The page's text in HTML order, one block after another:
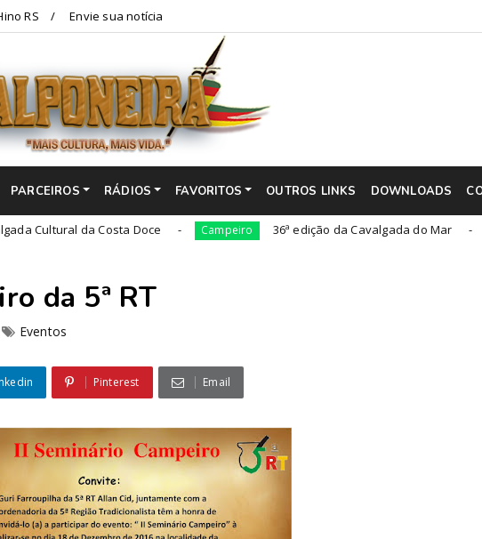
RS Envie sua notícia
PARCEIROS RÁDIOS FAVORITOS OUTROS LINKS DOWNLOADS
da Costa Doce Campeiro 36ª edição da Cavalgada do Mar Cultura
da 5ª RT
Eventos
Pinterest Email